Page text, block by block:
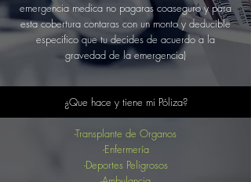
emergencia medica no pagaras coaseguro y para
esta cobertura contaras con un monto y deducible
especifico que tu decides de acuerdo a la
gravedad de la emergencia)
¿Que hace y tiene mi Póliza?
-Transplante de Organos
-Enfermería
-Deportes Peligrosos